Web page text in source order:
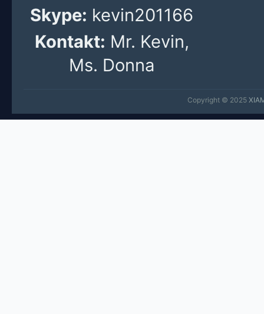
Skype: kevin201166
Kontakt: Mr. Kevin,
Ms. Donna
Copyright © 2025